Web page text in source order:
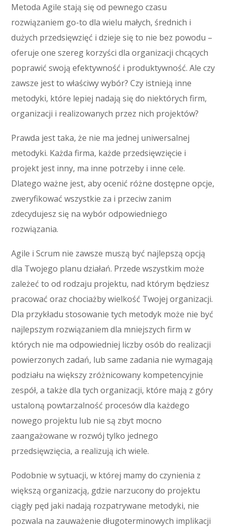
Metoda Agile stają się od pewnego czasu
rozwiązaniem go-to dla wielu małych, średnich i
dużych przedsięwzięć i dzieje się to nie bez powodu –
oferuje one szereg korzyści dla organizacji chcących
poprawić swoją efektywność i produktywność. Ale czy
zawsze jest to właściwy wybór? Czy istnieją inne
metodyki, które lepiej nadają się do niektórych firm,
organizacji i realizowanych przez nich projektów?
Prawda jest taka, że nie ma jednej uniwersalnej
metodyki. Każda firma, każde przedsięwzięcie i
projekt jest inny, ma inne potrzeby i inne cele.
Dlatego ważne jest, aby ocenić różne dostępne opcje,
zweryfikować wszystkie za i przeciw zanim
zdecydujesz się na wybór odpowiedniego
rozwiązania.
Agile i Scrum nie zawsze muszą być najlepszą opcją
dla Twojego planu działań. Przede wszystkim może
zależeć to od rodzaju projektu, nad którym będziesz
pracować oraz chociażby wielkość Twojej organizacji.
Dla przykładu stosowanie tych metodyk może nie być
najlepszym rozwiązaniem dla mniejszych firm w
których nie ma odpowiedniej liczby osób do realizacji
powierzonych zadań, lub same zadania nie wymagają
podziału na większy zróżnicowany kompetencyjnie
zespół, a także dla tych organizacji, które mają z góry
ustaloną powtarzalność procesów dla każdego
nowego projektu lub nie są zbyt mocno
zaangażowane w rozwój tylko jednego
przedsięwzięcia, a realizują ich wiele.
Podobnie w sytuacji, w której mamy do czynienia z
większą organizacją, gdzie narzucony do projektu
ciągły pęd jaki nadają rozpatrywane metodyki, nie
pozwala na zauważenie długoterminowych implikacji